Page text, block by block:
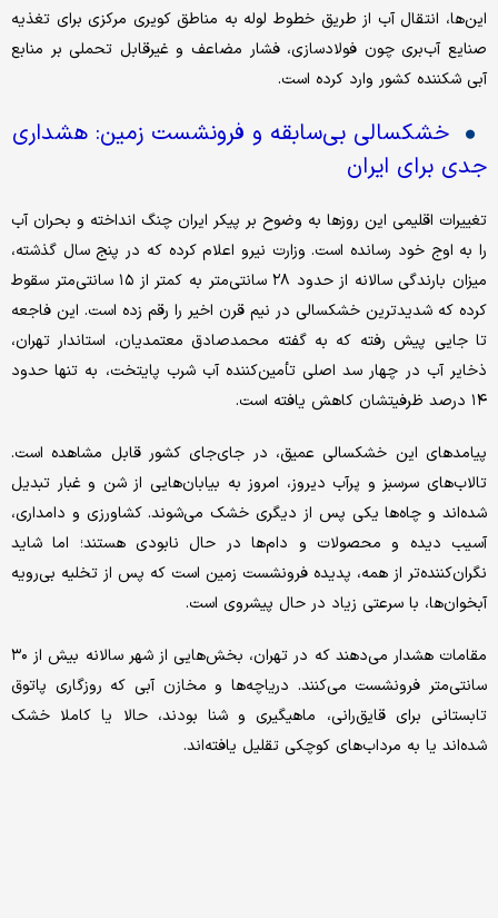
این‌ها، انتقال آب از طریق خطوط لوله به مناطق کویری مرکزی برای تغذیه
صنایع آب‌بری چون فولادسازی، فشار مضاعف و غیرقابل تحملی بر منابع
آبی شکننده کشور وارد کرده است.
خشکسالی بی‌سابقه و فرونشست زمین: هشداری
جدی برای ایران
تغییرات اقلیمی این روزها به وضوح بر پیکر ایران چنگ انداخته و بحران آب
را به اوج خود رسانده است. وزارت نیرو اعلام کرده که در پنج سال گذشته،
میزان بارندگی سالانه از حدود ۲۸ سانتی‌متر به کمتر از ۱۵ سانتی‌متر سقوط
کرده که شدیدترین خشکسالی در نیم قرن اخیر را رقم زده است. این فاجعه
تا جایی پیش رفته که به گفته محمدصادق معتمدیان، استاندار تهران،
ذخایر آب در چهار سد اصلی تأمین‌کننده آب شرب پایتخت، به تنها حدود
۱۴ درصد ظرفیتشان کاهش یافته است.
پیامدهای این خشکسالی عمیق، در جای‌جای کشور قابل مشاهده است.
تالاب‌های سرسبز و پرآب دیروز، امروز به بیابان‌هایی از شن و غبار تبدیل
شده‌اند و چاه‌ها یکی پس از دیگری خشک می‌شوند. کشاورزی و دامداری،
آسیب دیده و محصولات و دام‌ها در حال نابودی هستند؛ اما شاید
نگران‌کننده‌تر از همه، پدیده فرونشست زمین است که پس از تخلیه بی‌رویه
آبخوان‌ها، با سرعتی زیاد در حال پیشروی است.
مقامات هشدار می‌دهند که در تهران، بخش‌هایی از شهر سالانه بیش از ۳۰
سانتی‌متر فرونشست می‌کنند. دریاچه‌ها و مخازن آبی که روزگاری پاتوق
تابستانی برای قایق‌رانی، ماهیگیری و شنا بودند، حالا یا کاملا خشک
شده‌اند یا به مرداب‌های کوچکی تقلیل یافته‌اند.